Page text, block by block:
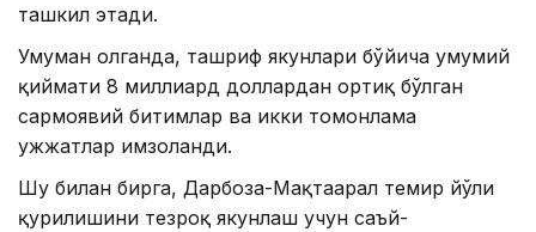
ташкил этади.
Умуман олганда, ташриф якунлари бўйича умумий
қиймати 8 миллиард доллардан ортиқ бўлган
сармоявий битимлар ва икки томонлама
ҳужжатлар имзоланди.
Шу билан бирга, Дарбоза-Мақтаарал темир йўли
қурилишини тезроқ якунлаш учун саъй-